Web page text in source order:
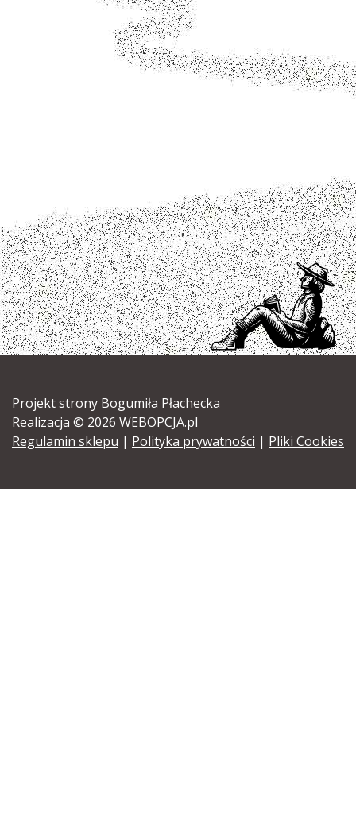
Projekt strony Bogumiła Płachecka
Realizacja © 2026 WEBOPCJA.pl
Regulamin sklepu | Polityka prywatności | Pliki Cookies